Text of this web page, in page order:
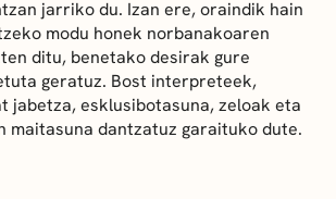
jarriko du. Izan ere, oraindik hain
modu honek norbanakoaren
ditu, benetako desirak gure
geratuz. Bost interpreteek,
jabetza, esklusibotasuna, zeloak eta
maitasuna dantzatuz garaituko dute.